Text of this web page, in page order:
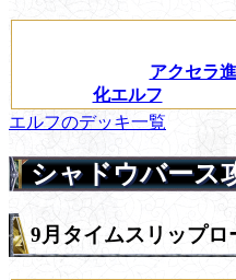
アクセラ進
化エルフ
エルフのデッキ一覧
シャドウバース
9月タイムスリップ